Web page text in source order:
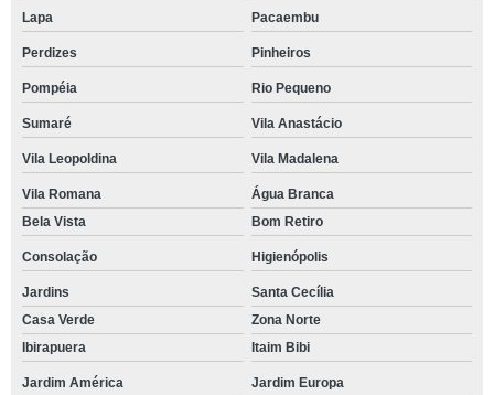
Lapa Pacaembu
Perdizes Pinheiros
Pompéia Rio Pequeno
Sumaré Vila Anastácio
Vila Leopoldina Vila Madalena
Vila Romana
Água Branca
Bela Vista
Bom Retiro
Consolação Higienópolis
Jardins
Santa Cecília
Casa Verde
Zona Norte
Ibirapuera
Itaim Bibi
Jardim América Jardim Europa